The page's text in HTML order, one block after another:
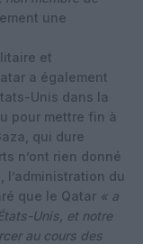
une
et
a également
Unis dans la
pour mettre fin à
qui dure
n’ont rien donné
l’administration du
que le Qatar « a
Unis, et notre
au cours des